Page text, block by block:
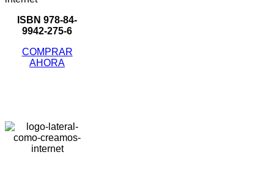
ISBN 978-84-
9942-275-6
COMPRAR
AHORA